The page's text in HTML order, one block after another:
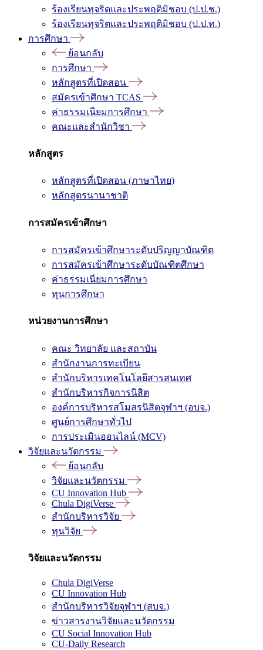
ร้องเรียนทุจริตและประพฤติมิชอบ (ป.ป.ช.)
ร้องเรียนทุจริตและประพฤติมิชอบ (ป.ป.ท.)
การศึกษา
ย้อนกลับ
การศึกษา
หลักสูตรที่เปิดสอน
สมัครเข้าศึกษา TCAS
ค่าธรรมเนียมการศึกษา
คณะและสำนักวิชา
หลักสูตร
หลักสูตรที่เปิดสอน (ภาษาไทย)
หลักสูตรนานาชาติ
การสมัครเข้าศึกษา
การสมัครเข้าศึกษาระดับปริญญาบัณฑิต
การสมัครเข้าศึกษาระดับบัณฑิตศึกษา
ค่าธรรมเนียมการศึกษา
ทุนการศึกษา
หน่วยงานการศึกษา
คณะ วิทยาลัย และสถาบัน
สำนักงานการทะเบียน
สำนักบริหารเทคโนโลยีสารสนเทศ
สำนักบริหารกิจการนิสิต
องค์การบริหารสโมสรนิสิตจุฬาฯ (อบจ.)
ศูนย์การศึกษาทั่วไป
การประเมินออนไลน์ (MCV)
วิจัยและนวัตกรรม
ย้อนกลับ
วิจัยและนวัตกรรม
CU Innovation Hub
Chula DigiVerse
สำนักบริหารวิจัย
ทุนวิจัย
วิจัยและนวัตกรรม
Chula DigiVerse
CU Innovation Hub
สำนักบริหารวิจัยจุฬาฯ (สบจ.)
ข่าวสารงานวิจัยและนวัตกรรม
CU Social Innovation Hub
CU-Daily Research